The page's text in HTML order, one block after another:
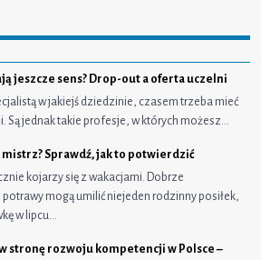
jeszcze sens? Drop-out a oferta uczelni
w jakiejś dziedzinie, czasem trzeba mieć
Są jednak takie profesje, w których możesz…
Sprawdź, jak to potwierdzić
kojarzy się z wakacjami. Dobrze
mogą umilić niejeden rodzinny posiłek,
w lipcu…
stronę rozwoju kompetencji w Polsce –